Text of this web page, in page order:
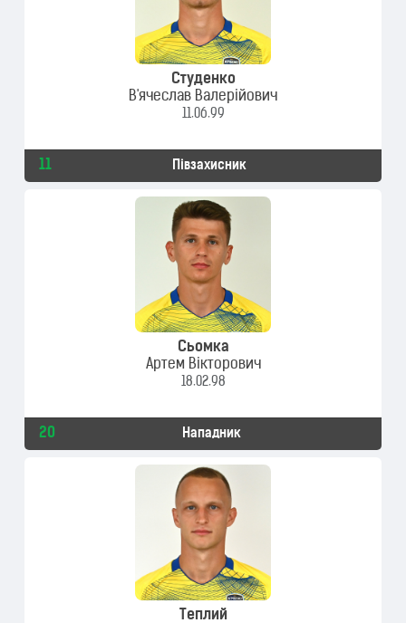
Студенко
В'ячеслав Валерійович
11.06.99
11 Півзахисник
Сьомка
Артем Вікторович
18.02.98
20 Нападник
Теплий